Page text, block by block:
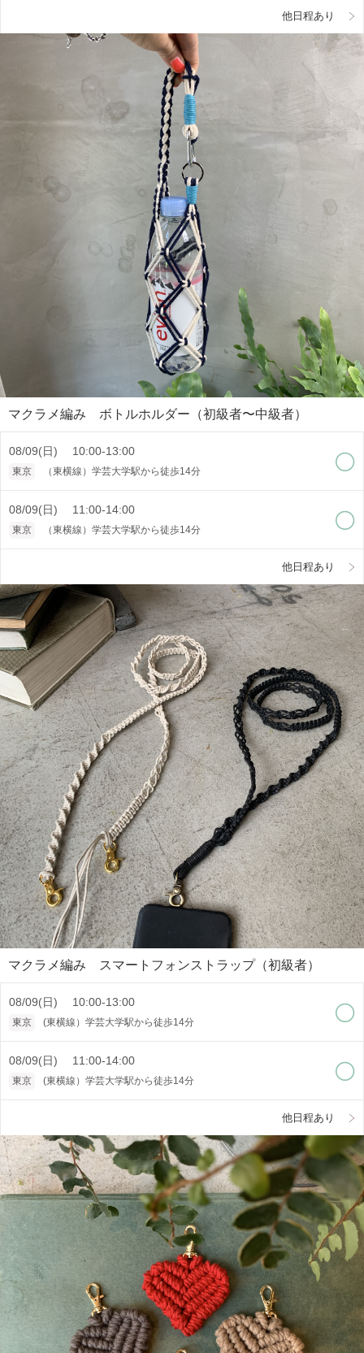
他日程あり
マクラメ編み ボトルホルダー（初級者〜中級者）
08/09(日) 10:00-13:00
東京 （東横線）学芸大学駅から徒歩14分
08/09(日) 11:00-14:00
東京 （東横線）学芸大学駅から徒歩14分
他日程あり
マクラメ編み スマートフォンストラップ（初級者）
08/09(日) 10:00-13:00
東京 (東横線）学芸大学駅から徒歩14分
08/09(日) 11:00-14:00
東京 (東横線）学芸大学駅から徒歩14分
他日程あり